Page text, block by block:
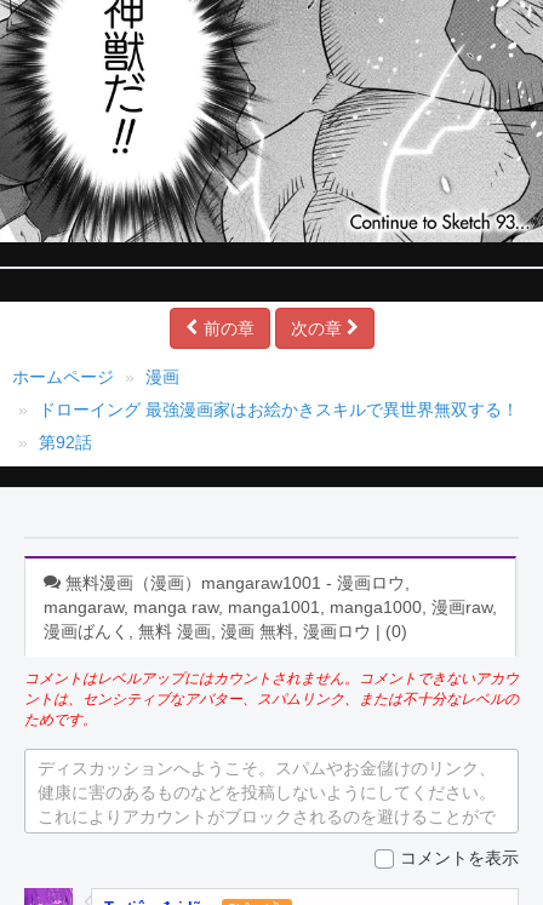
前の章 次の章
ホームページ
漫画
ドローイング 最強漫画家はお絵かきスキルで異世界無双する！
第92話
無料漫画（漫画）mangaraw1001 - 漫画ロウ,
mangaraw, manga raw, manga1001, manga1000, 漫画raw,
漫画ばんく, 無料 漫画, 漫画 無料, 漫画ロウ | (0)
コメントはレベルアップにはカウントされません。コメントできないアカウ
ントは、センシティブなアバター、スパムリンク、または不十分なレベルの
ためです。
ディスカッションへようこそ。スパムやお金儲けのリンク、
健康に害のあるものなどを投稿しないようにしてください。
これによりアカウントがブロックされるのを避けることがで
コメントを表示